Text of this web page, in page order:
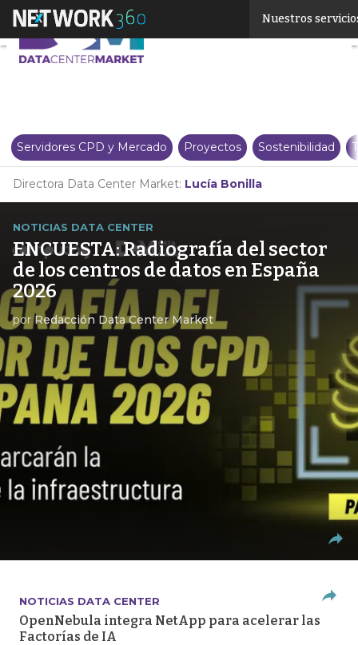
Nuestros
Servidores CPD y Mercado Proyectos Sostenibilidad
Directora Data Center Market: Lucía Bonilla
NOTICIAS DATA CENTER
ENCUESTA: Radiografía del sector
de los centros de datos en España
2026
porRedacción Data Center Market
NOTICIAS DATA CENTER
OpenNebula integra NetApp para acelerar las
Factorías de IA